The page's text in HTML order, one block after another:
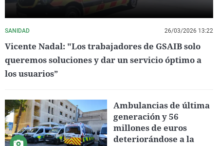
SANIDAD 26/03/2026 13:22
Vicente Nadal: "Los trabajadores de GSAIB solo
queremos soluciones y dar un servicio óptimo a
los usuarios”
Ambulancias de última
generación y 56
millones de euros
deteriorándose a la